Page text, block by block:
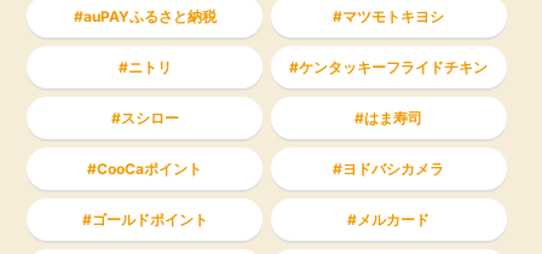
auPAYふるさと納税 マツモトキヨシ
ニトリ ケンタッキーフライドチキン
スシロー はま寿司
CooCaポイント ヨドバシカメラ
ゴールドポイント メルカード